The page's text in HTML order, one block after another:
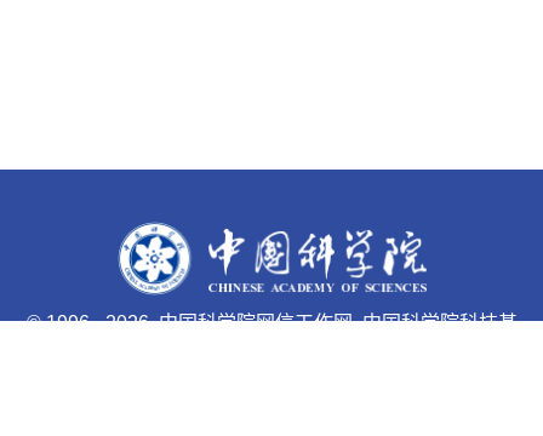
© 1996 -2026 中国科学院网信工作网 中国科学院科技基